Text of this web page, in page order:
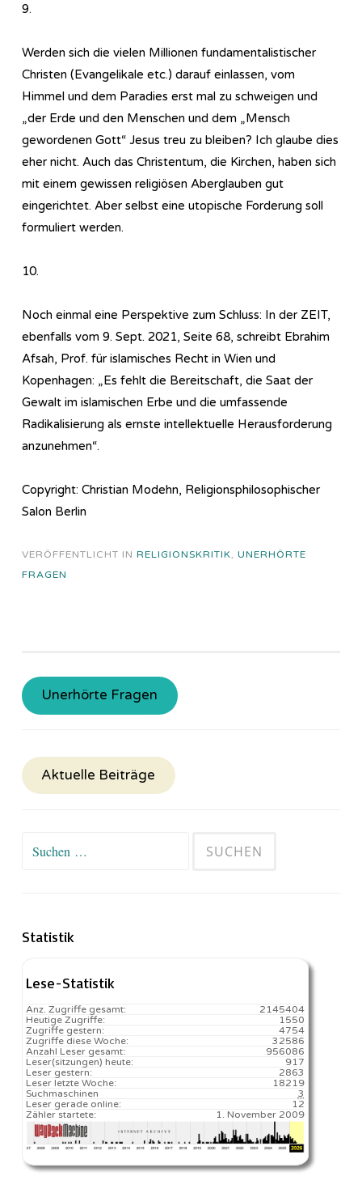
9.
Werden sich die vielen Millionen fundamentalistischer
Christen (Evangelikale etc.) darauf einlassen, vom
Himmel und dem Paradies erst mal zu schweigen und
„der Erde und den Menschen und dem „Mensch
gewordenen Gott“ Jesus treu zu bleiben? Ich glaube dies
eher nicht. Auch das Christentum, die Kirchen, haben sich
mit einem gewissen religiösen Aberglauben gut
eingerichtet. Aber selbst eine utopische Forderung soll
formuliert werden.
10.
Noch einmal eine Perspektive zum Schluss: In der ZEIT,
ebenfalls vom 9. Sept. 2021, Seite 68, schreibt Ebrahim
Afsah, Prof. für islamisches Recht in Wien und
Kopenhagen: „Es fehlt die Bereitschaft, die Saat der
Gewalt im islamischen Erbe und die umfassende
Radikalisierung als ernste intellektuelle Herausforderung
anzunehmen“.
Copyright: Christian Modehn, Religionsphilosophischer
Salon Berlin
VERÖFFENTLICHT IN RELIGIONSKRITIK, UNERHÖRTE
FRAGEN
Unerhörte Fragen
Aktuelle Beiträge
Suchen
Statistik
Lese-Statistik
2145404
Anz. Zugriffe gesamt:
1550
Heutige Zugriffe:
4754
Zugriffe gestern:
32586
Zugriffe diese Woche:
956086
Anzahl Leser gesamt:
917️
Leser(sitzungen) heute:
2863
Leser gestern:
18219️
Leser letzte Woche:
3
Suchmaschinen
12
Leser gerade online:
1. November 2009
Zähler startete: